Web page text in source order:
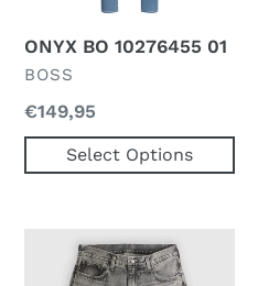
ONYX BO 10276455 01
VERKOPER
BOSS
Normale
prijs
€149,95
Select Options
Jeans